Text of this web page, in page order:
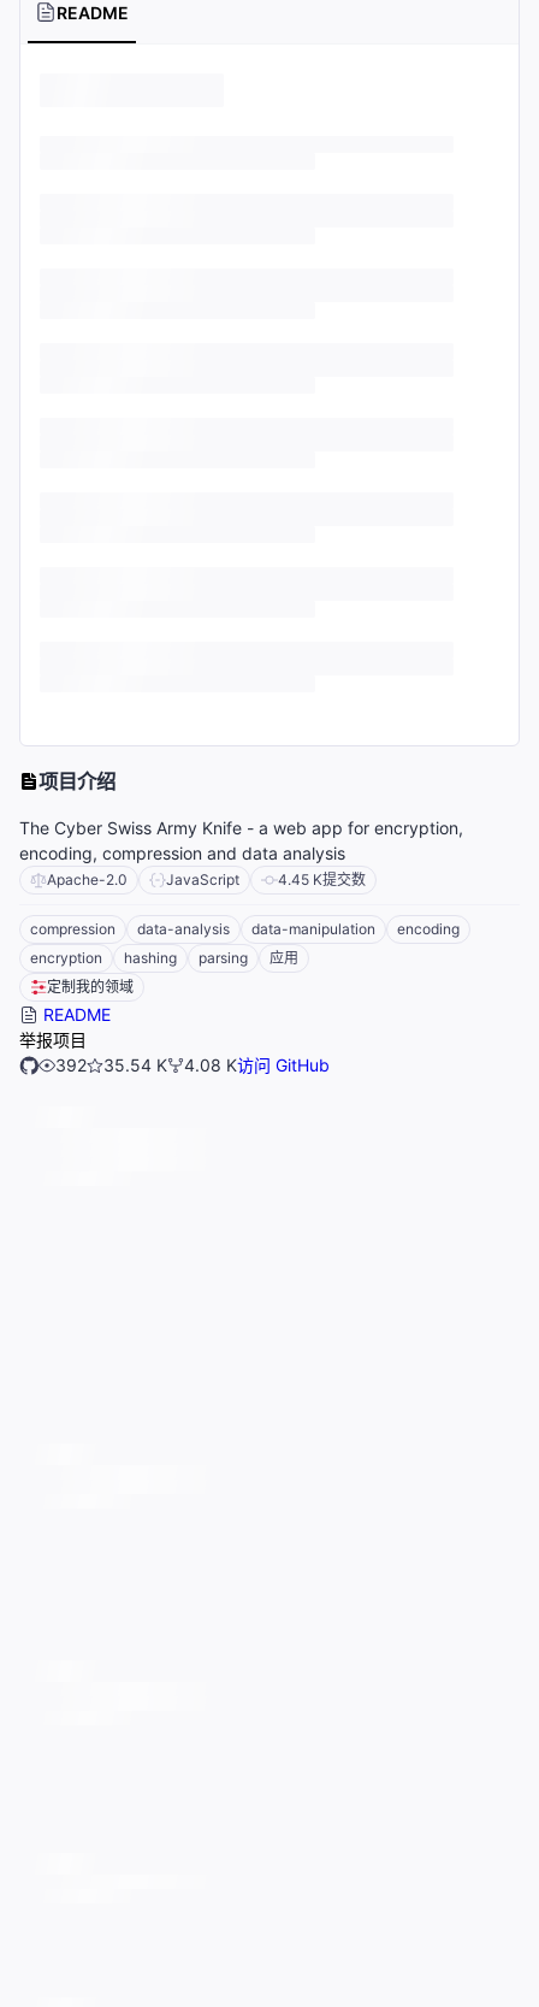
README
项目介绍
The Cyber Swiss Army Knife - a web app for encryption,
encoding, compression and data analysis
Apache-2.0 JavaScript 4.45 K提交数
compression data-analysis data-manipulation
encoding
encryption
hashing parsing
应用
定制我的领域
README
举报项目
392
35.54 K 4.08 K访问 GitHub